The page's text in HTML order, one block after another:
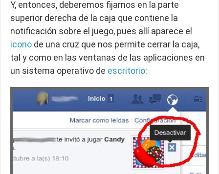
Y, entonces, deberemos fijarnos en la parte
superior derecha de la caja que contiene la
notificación sobre el juego, pues allí aparece el
icono de una cruz que nos permite cerrar la caja,
tal y como en las ventanas de las aplicaciones en
un sistema operativo de escritorio: